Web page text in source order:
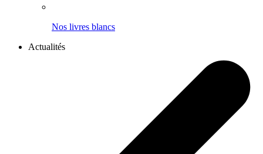
Nos livres blancs
Actualités